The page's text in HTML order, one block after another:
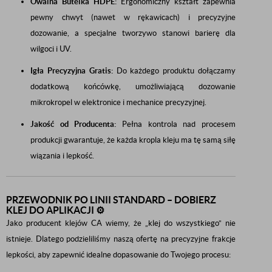
pewny chwyt (nawet w rękawicach) i precyzyjne
dozowanie, a specjalne tworzywo stanowi barierę dla
wilgoci i UV.
Igła Precyzyjna Gratis:Do każdego produktu dołączamy
dodatkową końcówkę, umożliwiającą dozowanie
mikrokropel w elektronice i mechanice precyzyjnej.
Jakość od Producenta: Pełna kontrola nad procesem
produkcji gwarantuje, że każda kropla kleju ma tę samą siłę
wiązania i lepkość.
PRZEWODNIK PO LINII STANDARD – DOBIERZ
KLEJ DO APLIKACJI ⚙️
Jako producent klejów CA wiemy, że „klej do wszystkiego” nie
istnieje. Dlatego podzieliliśmy naszą ofertę na precyzyjne frakcje
lepkości, aby zapewnić idealne dopasowanie do Twojego procesu: